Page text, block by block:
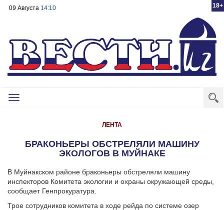
18+
09 Августа 14:10
Toggle
ЛЕНТА
БРАКОНЬЕРЫ ОБСТРЕЛЯЛИ МАШИНУ
ЭКОЛОГОВ В МУЙНАКЕ
В Муйнакском районе браконьеры обстреляли машину
инспекторов Комитета экологии и охраны окружающей среды,
сообщает Генпрокуратура.
Трое сотрудников комитета в ходе рейда по системе озер